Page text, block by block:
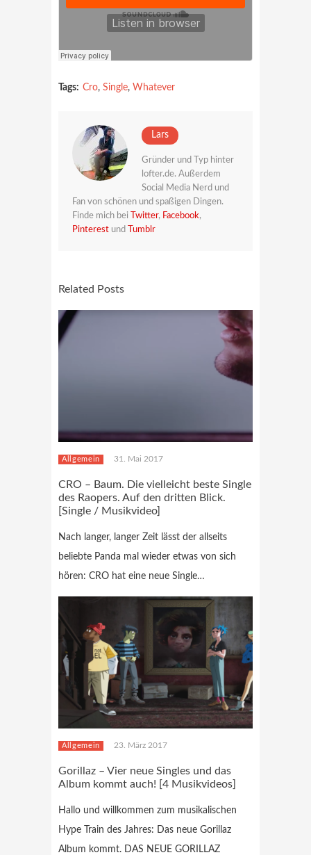
Tags: Cro, Single, Whatever
Lars
Gründer und Typ hinter
lofter.de. Außerdem
Social Media Nerd und
Fan von schönen und spaßigen Dingen.
Finde mich bei
Twitter, Facebook,
Pinterest und Tumblr
Related Posts
Allgemein 31. Mai 2017
CRO – Baum. Die vielleicht beste Single
des Raopers. Auf den dritten Blick.
[Single / Musikvideo]
Nach langer, langer Zeit lässt der allseits
beliebte Panda mal wieder etwas von sich
hören: CRO hat eine neue Single…
Allgemein 23. März 2017
Gorillaz – Vier neue Singles und das
Album kommt auch! [4 Musikvideos]
Hallo und willkommen zum musikalischen
Hype Train des Jahres: Das neue Gorillaz
Album kommt. DAS NEUE GORILLAZ